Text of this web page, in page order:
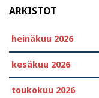
ARKISTOT
heinäkuu 2026
kesäkuu 2026
toukokuu 2026